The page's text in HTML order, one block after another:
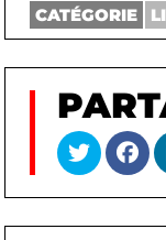
CATÉGORIE